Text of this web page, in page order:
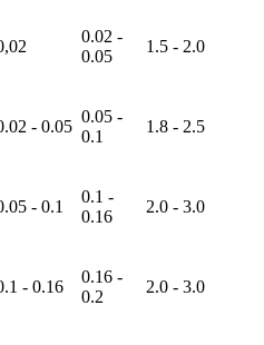
0.02 -
0.05
1.5 - 2.0
- 0.05
0.05 -
0.1
1.8 - 2.5
- 0.1
0.1 -
0.16
2.0 - 3.0
- 0.16
0.16 -
0.2
2.0 - 3.0